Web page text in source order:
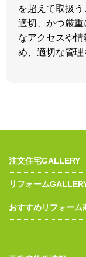
を超えて取扱
適切、かつ厳
なアクセスや
め、適切な管理
注文住宅GALLERY
リフォーム
おすすめリフォーム